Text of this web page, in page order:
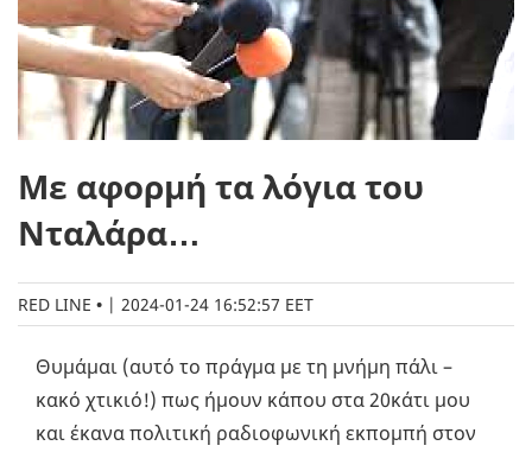
Με αφορμή τα λόγια του
Νταλάρα…
RED LINE | 2024-01-24 16:52:57 EET
Θυμάμαι (αυτό το πράγμα με τη μνήμη πάλι –
κακό χτικιό!) πως ήμουν κάπου στα 20κάτι μου
και έκανα πολιτική ραδιοφωνική εκπομπή στον